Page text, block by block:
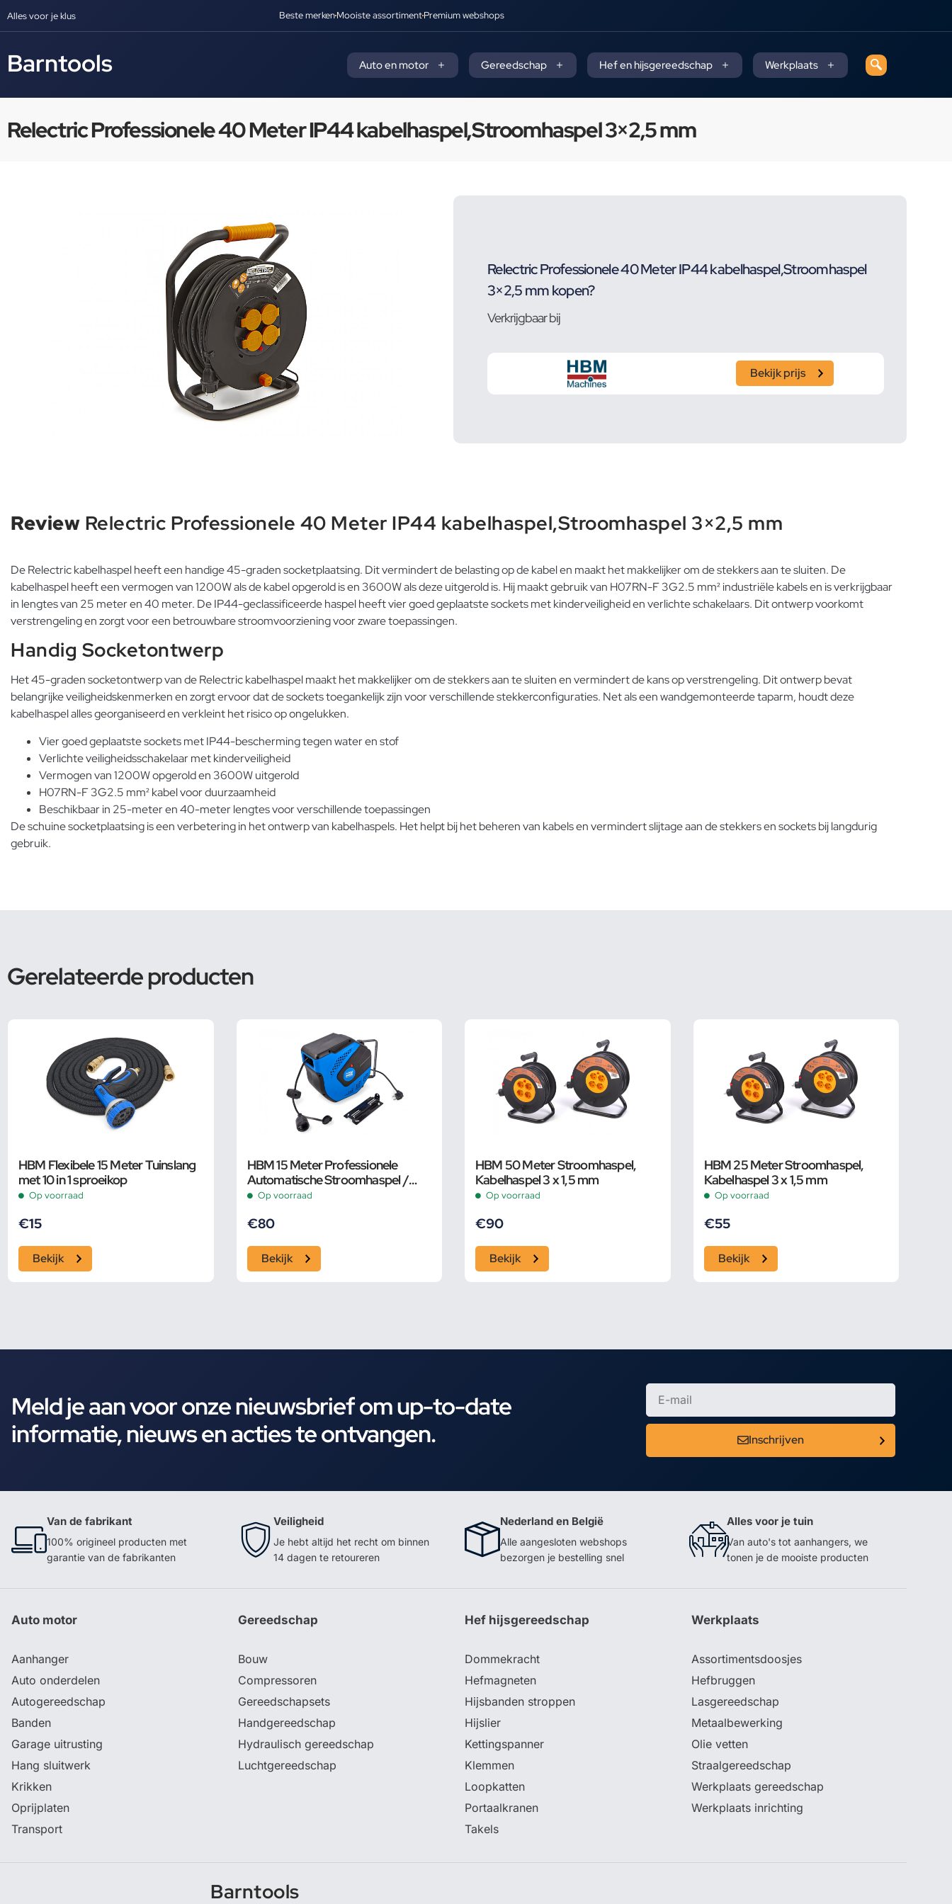
Alles voor je klus Beste merkenMooiste assortimentPremium webshops
Barntools Auto en motor Gereedschap Hef en hijsgereedschap Werkplaats
Relectric Professionele 40 Meter IP44 kabelhaspel,Stroomhaspel 3×2,5 mm
Relectric Professionele 40 Meter IP44 kabelhaspel,Stroomhaspel
3×2,5 mm kopen?
Verkrijgbaar bij
Bekijk prijs
Review Relectric Professionele 40 Meter IP44 kabelhaspel,Stroomhaspel 3×2,5 mm
De Relectric kabelhaspel heeft een handige 45-graden socketplaatsing. Dit vermindert de belasting op de kabel en maakt het makkelijker om de stekkers aan te sluiten. De
kabelhaspel heeft een vermogen van 1200W als de kabel opgerold is en 3600W als deze uitgerold is. Hij maakt gebruik van H07RN-F 3G2.5 mm² industriële kabels en is verkrijgbaar
in lengtes van 25 meter en 40 meter. De IP44-geclassificeerde haspel heeft vier goed geplaatste sockets met kinderveiligheid en verlichte schakelaars. Dit ontwerp voorkomt
verstrengeling en zorgt voor een betrouwbare stroomvoorziening voor zware toepassingen.
Handig Socketontwerp
Het 45-graden socketontwerp van de Relectric kabelhaspel maakt het makkelijker om de stekkers aan te sluiten en vermindert de kans op verstrengeling. Dit ontwerp bevat
belangrijke veiligheidskenmerken en zorgt ervoor dat de sockets toegankelijk zijn voor verschillende stekkerconfiguraties. Net als eenwandgemonteerde taparm, houdt deze
kabelhaspel alles georganiseerd en verkleint het risico op ongelukken.
Vier goed geplaatste sockets met IP44-bescherming tegen water en stof
Verlichte veiligheidsschakelaar met kinderveiligheid
Vermogen van 1200W opgerold en 3600W uitgerold
H07RN-F 3G2.5 mm² kabel voor duurzaamheid
Beschikbaar in 25-meter en 40-meter lengtes voor verschillende toepassingen
De schuine socketplaatsing is een verbetering in het ontwerp van kabelhaspels. Het helpt bij het beheren van kabels en vermindert slijtage aan de stekkers en sockets bij langdurig
gebruik.
Gerelateerde producten
HBM Flexibele 15 Meter Tuinslang
met 10 in 1 sproeikop
Op voorraad
€15
Bekijk
HBM 15 Meter Professionele
Automatische Stroomhaspel /
Kabelhaspel
Op voorraad
€80
Bekijk
HBM 50 Meter Stroomhaspel,
Kabelhaspel 3 x 1,5 mm
Op voorraad
€90
Bekijk
HBM 25 Meter Stroomhaspel,
Kabelhaspel 3 x 1,5 mm
Op voorraad
€55
Bekijk
Meld je aan voor onze nieuwsbrief om up-to-date
informatie, nieuws en acties te ontvangen.
Inschrijven
Van de fabrikant
100% origineel producten met
garantie van de fabrikanten
Veiligheid
Je hebt altijd het recht om binnen
14 dagen te retoureren
Nederland en België
Alle aangesloten webshops
bezorgen je bestelling snel
Alles voor je tuin
Van auto's tot aanhangers, we
tonen je de mooiste producten
Auto motor
Aanhanger
Auto onderdelen
Autogereedschap
Banden
Garage uitrusting
Hang sluitwerk
Krikken
Oprijplaten
Transport
Gereedschap
Bouw
Compressoren
Gereedschapsets
Handgereedschap
Hydraulisch gereedschap
Luchtgereedschap
Hef hijsgereedschap
Dommekracht
Hefmagneten
Hijsbanden stroppen
Hijslier
Kettingspanner
Klemmen
Loopkatten
Portaalkranen
Takels
Werkplaats
Assortimentsdoosjes
Hefbruggen
Lasgereedschap
Metaalbewerking
Olie vetten
Straalgereedschap
Werkplaats gereedschap
Werkplaats inrichting
Barntools